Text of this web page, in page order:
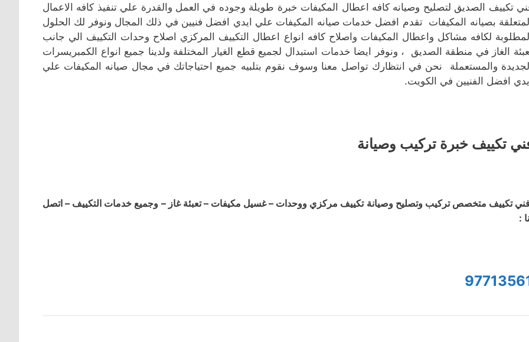
تكييف الصديق لتصليح وصيانه كافه اعطال المكيفات خبرة طويلة وجوده في العمل والقدرة علي تنفيذ كافه الاعمال
بصيانه المكيفات تقدم افضل خدمات صيانه المكيفات علي ايدي افضل فنيين في ذلك المجال ونوفر لك الحلول
لكافه مشاكل واعطال المكيفات واصلاح كافه انواع اعطال التكييف المركزي اصلاح وحدات التكييف الي جانب
الغاز في منطقة الصديق ، ونوفر ايضا خدمات استبدال لجميع قطع الغيار المختلفة ولدينا جميع انواع الكمبريسرات
والمستعملة نحن في انتظارك تواصل معنا وسوف نقوم بتلبيه جميع احتياجاتك في مجال صيانه المكيفات علي
افضل الفنيين في الكويت.
تكييف خبرة تركيب وصيانة
تكييف متخصص تركيب وتصليح وصيانة تكييف مركزي ووحدات – غسيل مكيفات – تعبئة غاز – وجميع خدمات التكييف – اتصل
: